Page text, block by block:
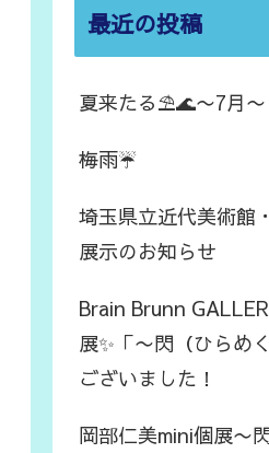
最近の投稿
夏来たる⛱️🌊〜7月〜
梅雨☔️
埼玉県立近代美術館
展示のお知らせ
Brain Brunn
展✨「〜閃（ひらめ
ございました！
岡部仁美mini個展〜